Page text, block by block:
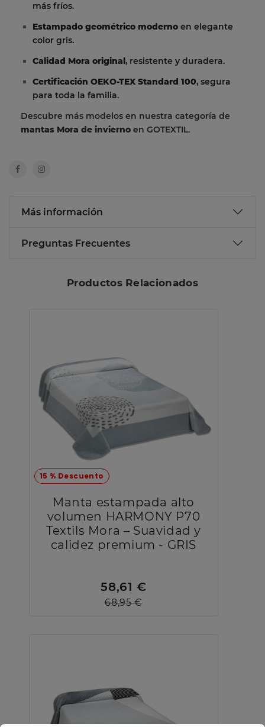
más fríos.
Estampado geométrico moderno en elegante
color gris.
Calidad Mora original , resistente y duradera.
Certificación OEKO-TEX Standard 100, segura
para toda la familia.
Descubre más modelos en nuestra categoría de
mantas Mora de invierno en GOTEXTIL.
Más información
Preguntas Frecuentes
Productos Relacionados
15 % Descuento
Manta estampada alto
volumen HARMONY P70
Textils Mora – Suavidad y
calidez premium - GRIS
58,61 €
68,95 €